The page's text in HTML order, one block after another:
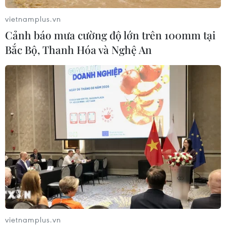
CƠ QUAN CHỦ QUẢN: THÔNG TẤN XÃ VIỆT NAM
Tổng Biên tập: TRẦN TIẾN DUẨN
Phó Tổng Biên tập: NGUYỄN THỊ TÁM, KHÚC THANH
THỦY
Sở hữu trí tuệ
Quy định sử dụng
RSS
Hỗ trợ
Ngôn ngữ
TTXVN
vietnamplus.vn
Cảnh báo mưa cường độ lớn trên 100mm tại
Bắc Bộ, Thanh Hóa và Nghệ An
vietnamplus.vn